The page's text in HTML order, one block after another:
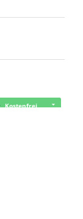
Kostenfrei